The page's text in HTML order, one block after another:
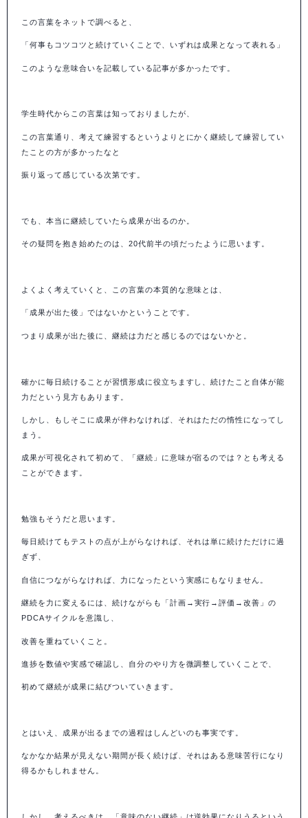
この言葉をネットで調べると、
「何事もコツコツと続けていくことで、いずれは成果となって表れる」
このような意味合いを記載している記事が多かったです。
学生時代からこの言葉は知っておりましたが、
この言葉通り、考えて練習するというよりとにかく継続して練習してい
たことの方が多かったなと
振り返って感じている次第です。
でも、本当に継続していたら成果が出るのか。
その疑問を抱き始めたのは、 20代前半の頃だったように思います。
よくよく考えていくと、この言葉の本質的な意味とは、
「成果が出た後」ではないかということです。
つまり成果が出た後に、継続は力だと感じるのではないかと。
確かに毎日続けることが習慣形成に役立ちますし、続けたこと自体が能
力だという見方もあります。
しかし、もしそこに成果が伴わなければ、それはただの惰性になってし
まう。
成果が可視化されて初めて、「継続」に意味が宿るのでは？とも考える
ことができます。
勉強もそうだと思います。
毎日続けてもテストの点が上がらなければ、それは単に続けただけに過
ぎず、
自信につながらなければ、力になったという実感にもなりません。
継続を力に変えるには、続けながらも「計画 → 実行 →評価 →改善」の
PDCAサイクルを意識し、
改善を重ねていくこと。
進捗を数値や実感で確認し、自分のやり方を微調整していくことで、
初めて継続が成果に結びついていきます。
とはいえ、成果が出るまでの過程はしんどいのも事実です。
なかなか結果が見えない期間が長く続けば、それはある意味苦行になり
得るかもしれません。